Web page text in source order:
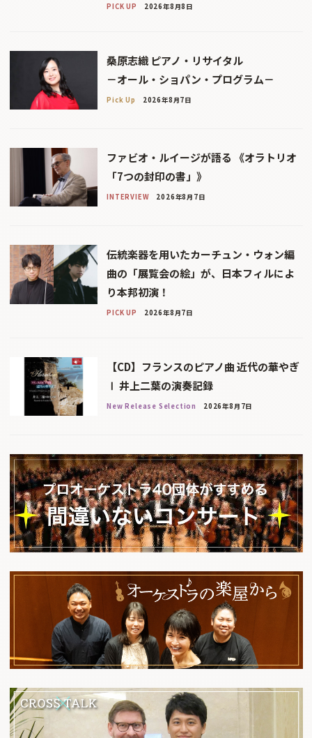
PICK UP 2026年8月8日
桑原志織 ピアノ・リサイタル
－オール・ショパン・プログラム－
Pick Up 2026年8月7日
ファビオ・ルイージが語る 《オラトリオ
「7つの封印の書」》
INTERVIEW 2026年8月7日
伝統楽器を用いたカーチュン・ウォン編
曲の「展覧会の絵」が、日本フィルによ
り本邦初演！
PICK UP 2026年8月7日
【CD】フランスのピアノ曲 近代の華やぎ
Ⅰ 井上二葉の演奏記録
New Release Selection 2026年8月7日